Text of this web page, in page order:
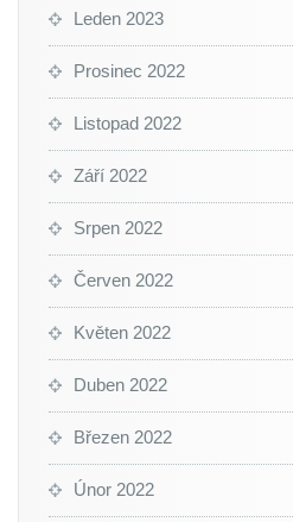
Leden 2023
Prosinec 2022
Listopad 2022
Září 2022
Srpen 2022
Červen 2022
Květen 2022
Duben 2022
Březen 2022
Únor 2022